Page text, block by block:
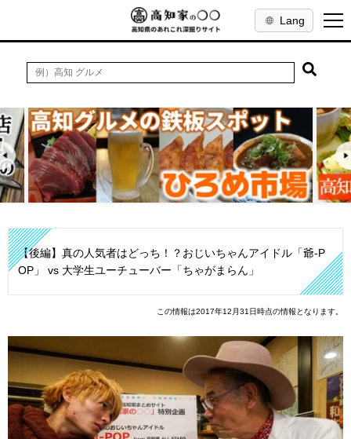
Lang
【後編】真の人気者はどっち！？おじいちゃんアイドル「爺-P
OP」 vs 大学生ユーチューバー「ちゃがまらん」
この情報は2017年12月31日時点の情報となります。